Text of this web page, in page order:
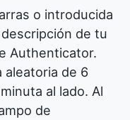
o introducida
de tu
Authenticator.
aleatoria de 6
al lado. Al
de